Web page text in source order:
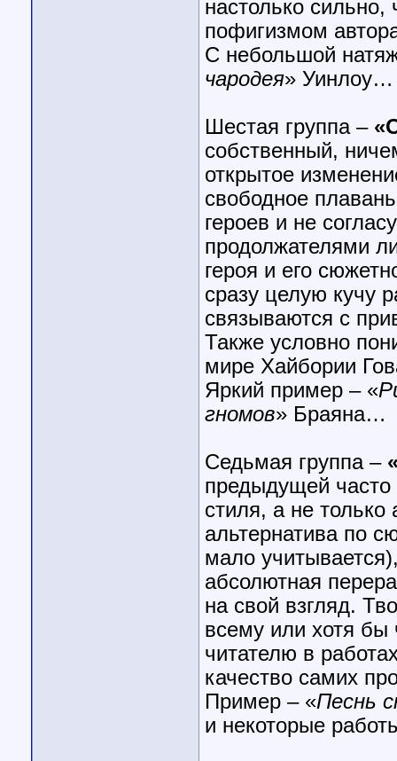
настолько
пофигизмом
С небольшой
чародея» Уинлоу…
Шестая группа –
собственный,
открытое
свободное
героев и не
продолжателями
героя и его
сразу целую кучу
связываются с
Также условно
мире Хайбории
Яркий пример – «
гномов» Браяна…
Седьмая группа –
предыдущей
стиля, а не только
альтернатива по
мало
абсолютная
на свой взгляд.
всему или хотя бы
читателю в
качество самих
Пример – «Песнь
и некоторые